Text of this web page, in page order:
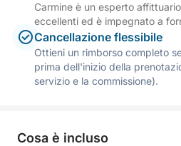
Carmine è un esperto
eccellenti ed è impegnato a
Cancellazione flessibile
Ottieni un rimborso completo
prima dell'inizio della
servizio e la commissione).
Cosa è incluso